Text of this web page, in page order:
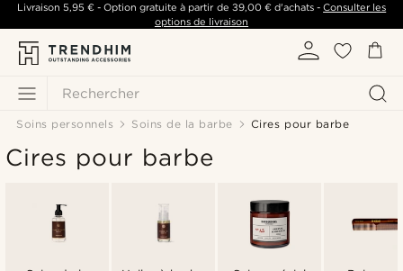
Rechercher
Livraison 5,95 €- Option gratuite à partir de 39,00 €d'achats -Consulter les
options de livraison
Soins personnels Soins de la barbe Cires pour barbe
Cires pour barbe